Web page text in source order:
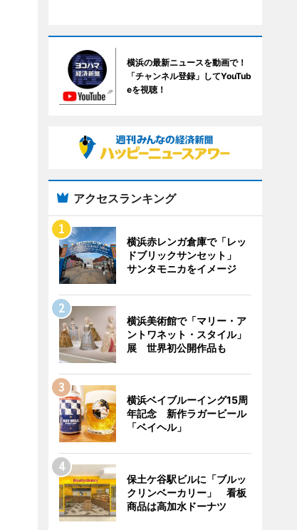
横浜の最新ニュースを動画で！
「チャンネル登録」してYouTub
eを視聴！
アクセスランキング
横浜赤レンガ倉庫で「レッ
ドブリックサンセット」
サンタモニカをイメージ
横浜美術館で「マリー・ア
ントワネット・スタイル」
展 世界初公開作品も
横浜ベイブルーイング15周
年記念 新作ラガービール
「ベイヘル」
保土ケ谷駅ビルに「ブルッ
クリンベーカリー」 看板
商品は高加水ドーナツ